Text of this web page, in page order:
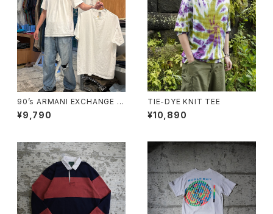
90’s ARMANI EXCHANGE Pl
ain T-shirt
¥9,790
TIE-DYE KNIT TEE
¥10,890